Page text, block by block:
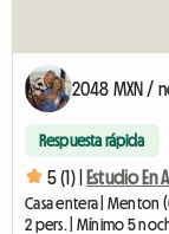
2048 MXN /
Respuesta rápida
5 (1) | Estudio En
Casa entera | Menton
2 pers. | Mínimo 5